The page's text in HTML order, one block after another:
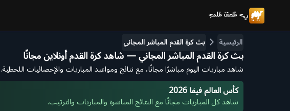
الرئيسية بث كرة القدم المباشر المجاني
بث كرة القدم المباشر المجاني — شاهد كرة القدم أونلاين مجانًا
شاهد مباريات اليوم مباشرًا مجانًا، مع نتائج ومواعيد المباريات والإحصائيات اللحظية.
كأس العالم فيفا 2026
شاهد كل المباريات مجانًا مع النتائج المباشرة والمباريات والترتيب.